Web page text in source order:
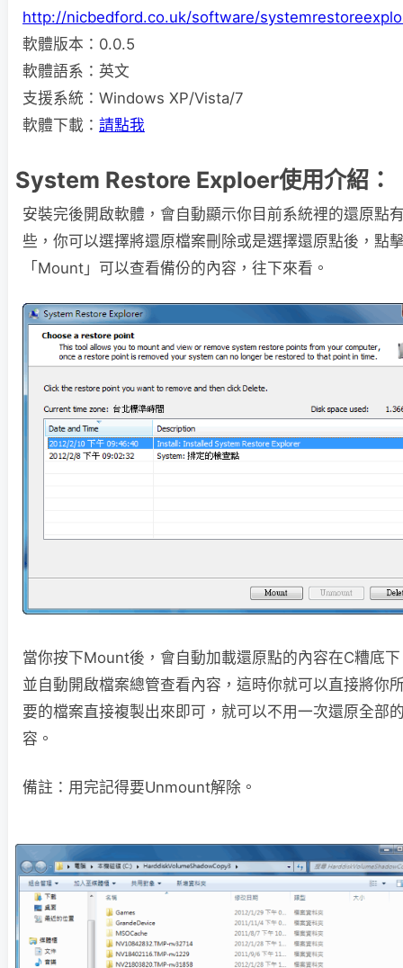
http://nicbedford.co.uk/software/
軟體版本：0.0.5
軟體語系：英文
支援系統：Windows XP/Vista/7
軟體下載： 請點我
System Restore Exploer使用介紹：
安裝完後開啟軟體，會自動顯示你目前系統裡的還原點
些，你可以選擇將還原檔案刪除或是選擇還原點後，點
「Mount」可以查看備份的內容，往下來看。
當你按下Mount後，會自動加載還原點的內容在C糟底
並自動開啟檔案總管查看內容，這時你就可以直接將你
要的檔案直接複製出來即可，就可以不用一次還原全部
容。
備註：用完記得要Unmount解除。